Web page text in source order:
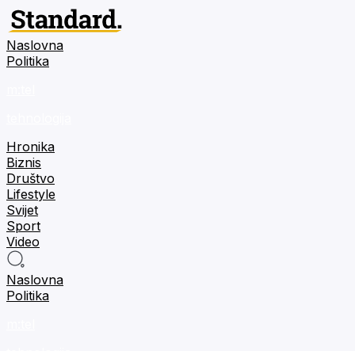
Naslovna
Politika
Hronika
Biznis
Društvo
Lifestyle
Svijet
Sport
Video
Naslovna
Politika